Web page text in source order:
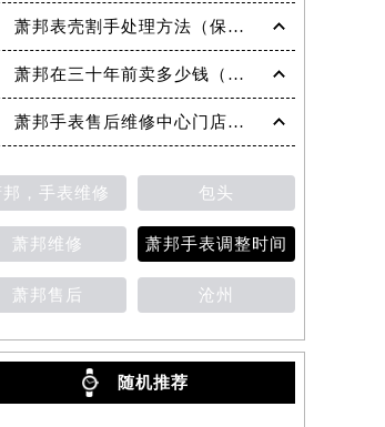
萧邦表壳割手处理方法（保养与修复技巧指南）
萧邦在三十年前卖多少钱（名表价格变迁的历史洞察）
萧邦手表售后维修中心门店地址
邦，手表维修 包头
萧邦维修 萧邦手表调整时间
萧邦售后 沧州
随机推荐